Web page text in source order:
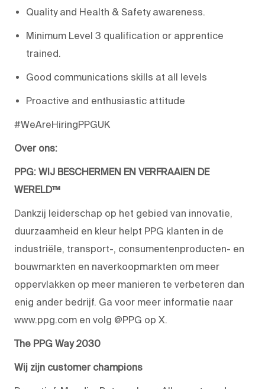
Quality and Health & Safety awareness.
Minimum Level 3 qualification or apprentice
trained.
Good communications skills at all levels
Proactive and enthusiastic attitude
#WeAreHiringPPGUK
Over ons:
PPG: WIJ BESCHERMEN EN VERFRAAIEN DE
WERELD™
Dankzij leiderschap op het gebied van innovatie,
duurzaamheid en kleur helpt PPG klanten in de
industriële, transport-, consumentenproducten- en
bouwmarkten en naverkoopmarkten om meer
oppervlakken op meer manieren te verbeteren dan
enig ander bedrijf. Ga voor meer informatie naar
www.ppg.com en volg @PPG op X.
The PPG Way 2030
Wij zijn customer champions